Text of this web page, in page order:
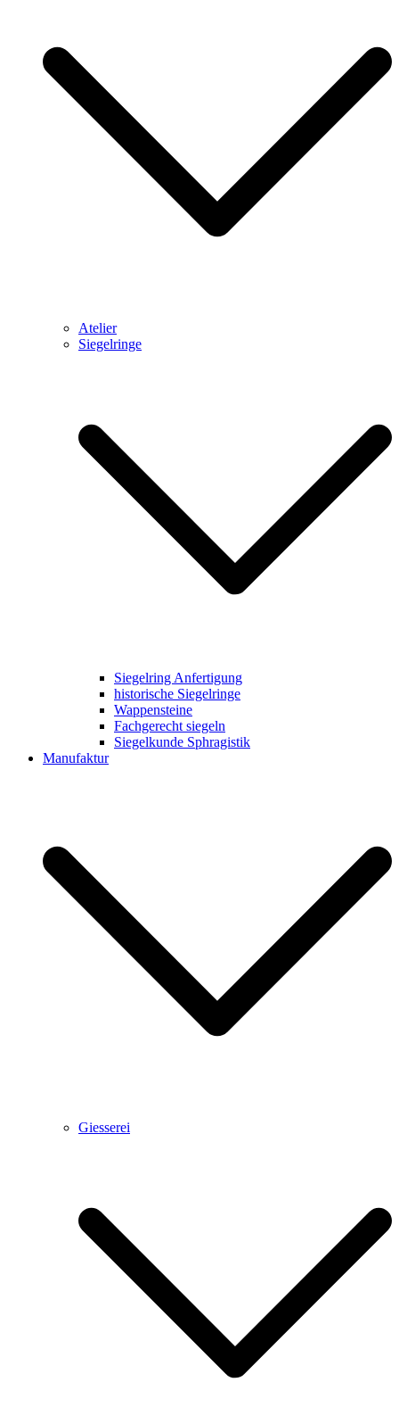
Atelier
Siegelringe
Siegelring Anfertigung
historische Siegelringe
Wappensteine
Fachgerecht siegeln
Siegelkunde Sphragistik
Manufaktur
Giesserei